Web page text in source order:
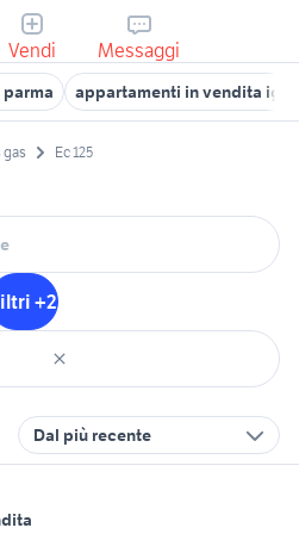
Vendi Messaggi
appartamenti in vendita
gas Ec 125
+2
Dal più recente